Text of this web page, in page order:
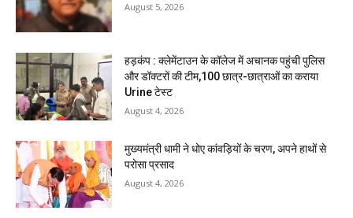
August 5, 2026
हड़कंप : क्लेमेंटाउन के कॉलेज में अचानक पहुंची पुलिस
और डॉक्टरों की टीम,100 छात्र-छात्राओं का कराया
Urine टेस्ट
August 4, 2026
मुख्यमंत्री धामी ने धोए कांवड़ियों के चरण, अपने हाथों से
परोसा प्रसाद
August 4, 2026